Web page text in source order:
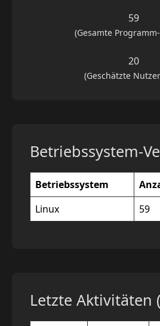
59
(Gesamte
20
(Geschätzte
Betriebssystem-
Betriebssystem
Linux
59
Letzte Aktivitäten